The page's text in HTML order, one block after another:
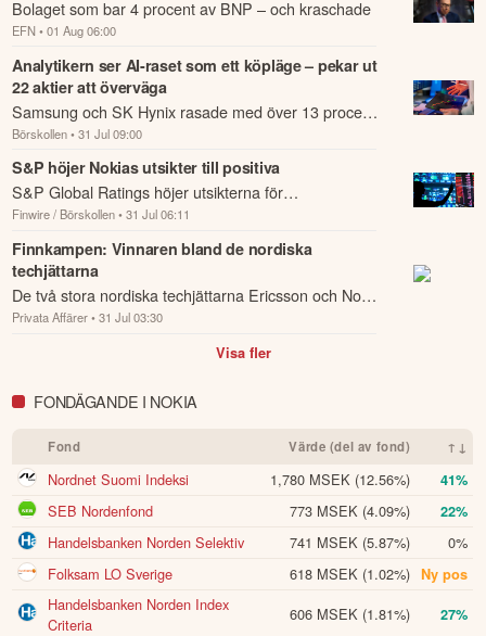
Bolaget som bar 4 procent av BNP – och kraschade
EFN • 01 Aug 06:00
Analytikern ser AI-raset som ett köpläge – pekar ut
22 aktier att överväga
Samsung och SK Hynix rasade med över 13 procent
på Seoulbörsen under tisdagen, samtidigt som ASML
föll 11 procent i Amsterdam.
Börskollen • 31 Jul 09:00
S&P höjer Nokias utsikter till positiva
S&P Global Ratings höjer utsikterna för
telekombolaget Nokia till positiva från stabila och
bekräftar kreditbetyget BBB-.
Finwire / Börskollen • 31 Jul 06:11
Finnkampen: Vinnaren bland de nordiska
techjättarna
De två stora nordiska techjättarna Ericsson och Nokia
har lämnat kvartalsrapporter utan större dramatik.
Privata Affärer • 31 Jul 03:30
Visa fler
FONDÄGANDE I NOKIA
Fond Värde (del av fond) ↑↓
Nordnet Suomi Indeksi 1,780 MSEK (12.56%) 41%
SEB Nordenfond 773 MSEK (4.09%) 22%
Handelsbanken Norden Selektiv 741 MSEK (5.87%)
0%
Folksam LO Sverige
618 MSEK (1.02%) Ny pos
Handelsbanken Norden Index
Criteria
606 MSEK (1.81%) 27%